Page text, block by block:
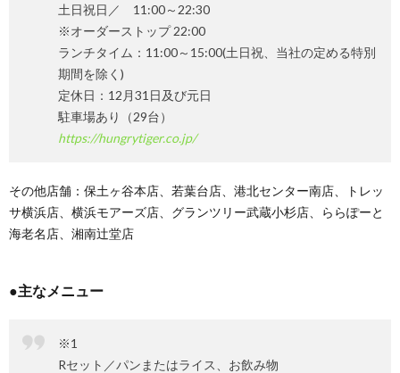
土日祝日／ 11:00～22:30
※オーダーストップ 22:00
ランチタイム：11:00～15:00(土日祝、当社の定める特別
期間を除く)
定休日：12月31日及び元日
駐車場あり（29台）
https://hungrytiger.co.jp/
その他店舗：保土ヶ谷本店、若葉台店、港北センター南店、トレッ
サ横浜店、横浜モアーズ店、グランツリー武蔵小杉店、ららぽーと
海老名店、湘南辻堂店
●主なメニュー
※1
Rセット／パンまたはライス、お飲み物